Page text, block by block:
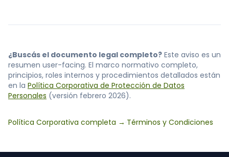
¿Buscás el documento legal completo? Este aviso es un
resumen user-facing. El marco normativo completo,
principios, roles internos y procedimientos detallados están
en la Política Corporativa de Protección de Datos
Personales (versión febrero 2026).
Política Corporativa completa → ·Términos y Condiciones